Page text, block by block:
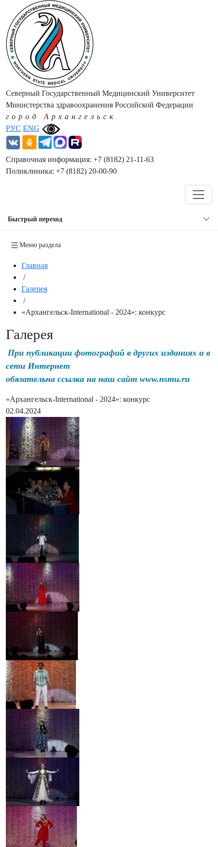
РУС ENG
Северный Государственный Медицинский Университет
Министерства здравоохранения Российской Федерации
город Архангельск
Справочная информация: +7 (8182) 21-11-63
Поликлиника: +7 (8182) 20-00-90
Быстрый переход
Меню раздела
Главная
/
Галерея
/
«Архангельск-International - 2024»: конкурс
Галерея
При публикации фотографий в других изданиях и в
сети Интернет
обязательна ссылка на наш сайт www.nsmu.ru
«Архангельск-International - 2024»: конкурс
02.04.2024